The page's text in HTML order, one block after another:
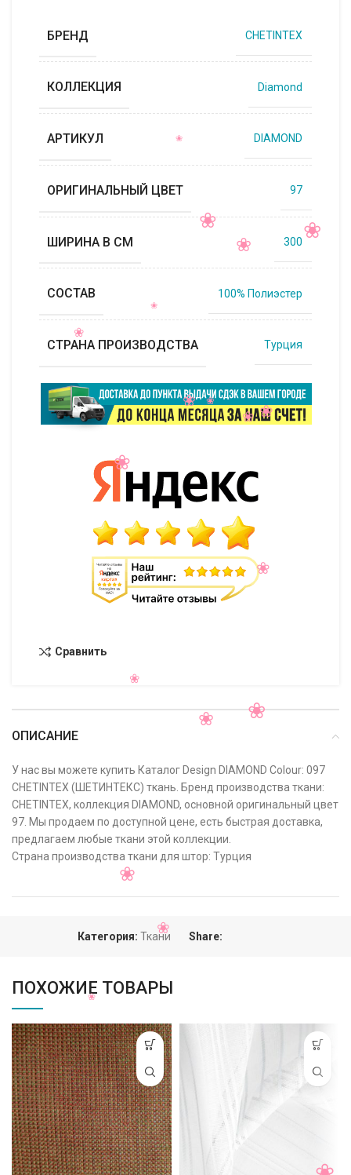
БРЕНД CHETINTEX
КОЛЛЕКЦИЯ Diamond
АРТИКУЛ DIAMOND
ОРИГИНАЛЬНЫЙ ЦВЕТ 97
ШИРИНА В СМ 300
СОСТАВ 100% Полиэстер
СТРАНА ПРОИЗВОДСТВА Турция
Сравнить
ОПИСАНИЕ
У нас вы можете купить Каталог Design DIAMOND Colour: 097
CHETINTEX (ШЕТИНТЕКС) ткань. Бренд производства ткани:
CHETINTEX, коллекция DIAMOND, основной оригинальный цвет
97. Мы продаем по доступной цене, есть быстрая доставка,
предлагаем любые ткани этой коллекции.
Страна производства ткани для штор: Турция
Категория: Ткани Share:
ПОХОЖИЕ ТОВАРЫ